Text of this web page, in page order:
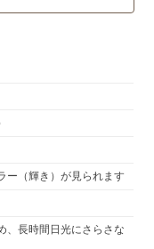
ー（輝き）が見られます
、長時間日光にさらさな